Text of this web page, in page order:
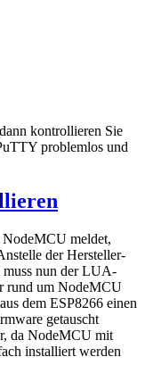
kontrollieren Sie
problemlos und
NodeMCU meldet,
der Hersteller-
muss nun der LUA-
rund um NodeMCU
dem ESP8266 einen
getauscht
da NodeMCU mit
installiert werden